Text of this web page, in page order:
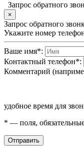
Запрос обратного
×
Запрос обратного
Укажите номер
Ваше имя*:
Контактный телефон*:
Комментарий
удобное время для
* — поля,
Отправить